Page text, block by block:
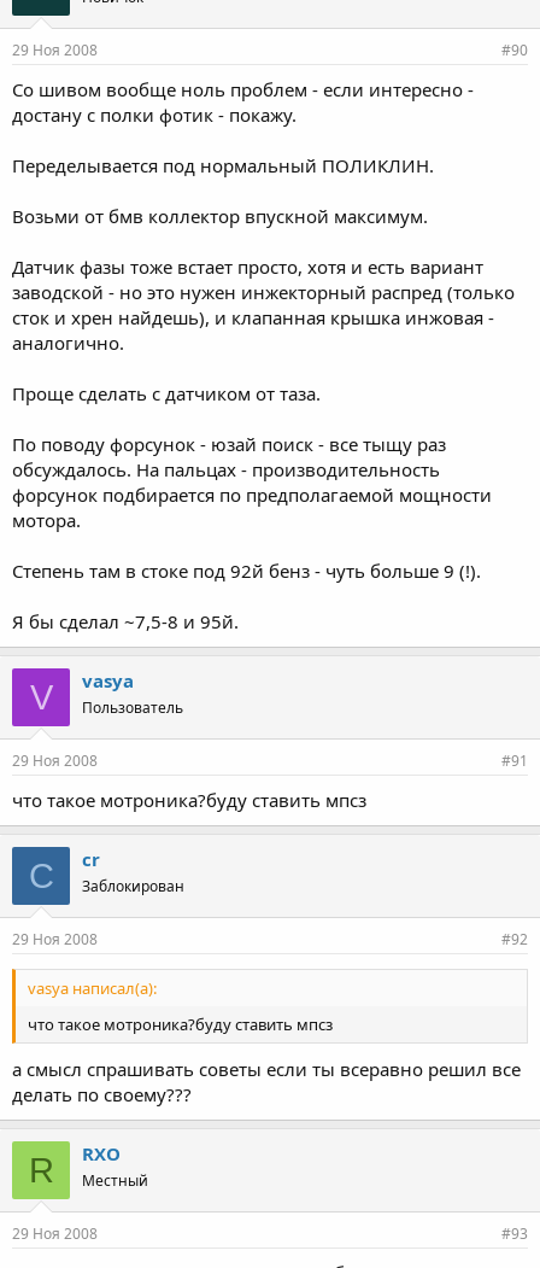
29 Ноя 2008 #90
Со шивом вообще ноль проблем - если интересно -
достану с полки фотик - покажу.
Переделывается под нормальный ПОЛИКЛИН.
Возьми от бмв коллектор впускной максимум.
Датчик фазы тоже встает просто, хотя и есть вариант
заводской - но это нужен инжекторный распред (только
сток и хрен найдешь), и клапанная крышка инжовая -
аналогично.
Проще сделать с датчиком от таза.
По поводу форсунок - юзай поиск - все тыщу раз
обсуждалось. На пальцах - производительность
форсунок подбирается по предполагаемой мощности
мотора.
Степень там в стоке под 92й бенз - чуть больше 9 (!).
Я бы сделал ~7,5-8 и 95й.
V vasya
Пользователь
29 Ноя 2008 #91
что такое мотроника?буду ставить мпсз
C cr
Заблокирован
29 Ноя 2008 #92
vasya написал(а):
что такое мотроника?буду ставить мпсз
а смысл спрашивать советы если ты всеравно решил все
делать по своему???
R RXO
Местный
29 Ноя 2008 #93